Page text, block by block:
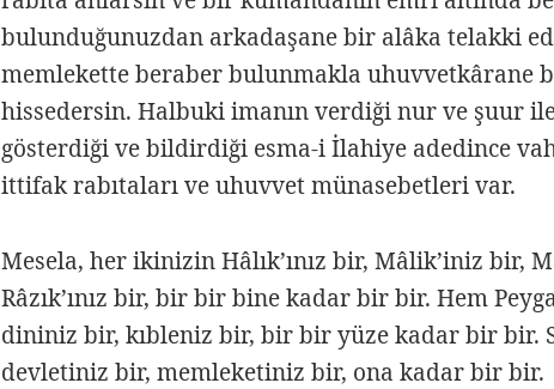
bulunduğunuzdan arkadaşane bir alâka telakki
memlekette beraber bulunmakla uhuvvetkârane
hissedersin. Halbuki imanın verdiği nur ve şuur
gösterdiği ve bildirdiği esma-i İlahiye adedince
ittifak rabıtaları ve uhuvvet münasebetleri var.
Mesela, her ikinizin Hâlık’ınız bir, Mâlik’iniz bir,
Râzık’ınız bir, bir bir bine kadar bir bir. Hem
dininiz bir, kıbleniz bir, bir bir yüze kadar bir bir.
devletiniz bir, memleketiniz bir, ona kadar bir bir.